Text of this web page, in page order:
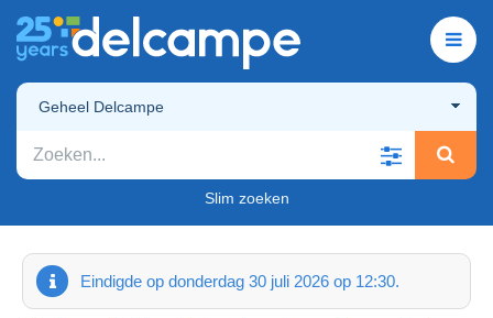
Geheel Delcampe
Slim zoeken
Eindigde op donderdag 30 juli 2026 op 12:30.